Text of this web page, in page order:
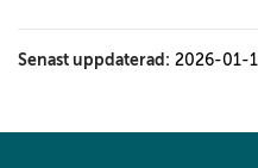
Senast uppdaterad: 2026-01-